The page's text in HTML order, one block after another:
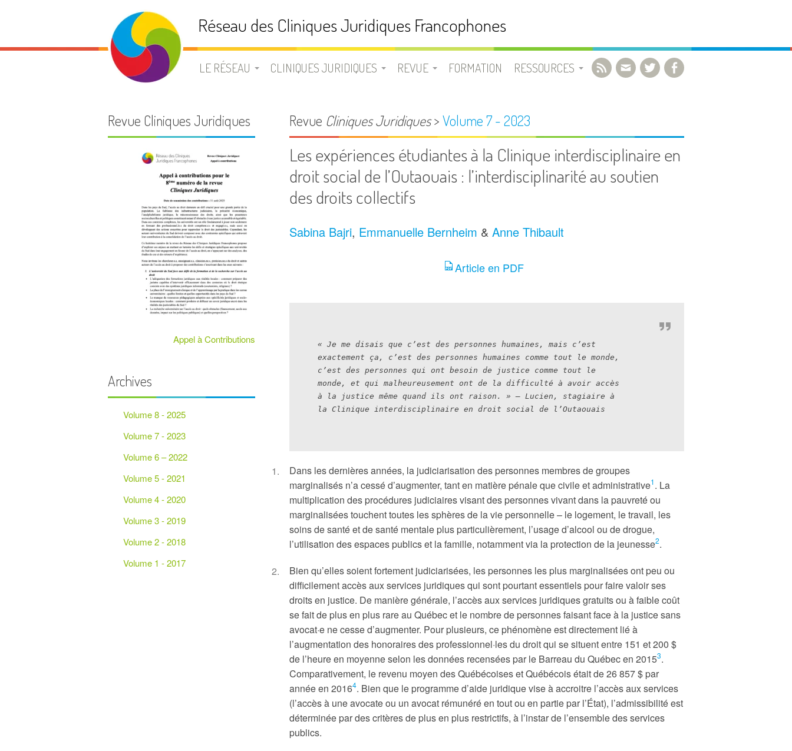
Réseau des Cliniques Juridiques Francophones
LE RÉSEAU
STATUTS
BUREAU
ADHÉSION
LISTE DE DIFFUSION
PARTENAIRES
CLINIQUES JURIDIQUES
LISTE DES CLINIQUES
JURIDIQUES
FRANCOPHONES
REVUE
JURIDIQUES
EQUIPE
SOUMETTRE UN ARTICLE
FORMATION RESSOURCES
BIBLIOGRAPHIE
VIDÉOS
Revue Cliniques Juridiques>Volume 7 - 2023
Les expériences étudiantes à la Clinique interdisciplinaire en
droit social de l’Outaouais : l’interdisciplinarité au soutien
des droits collectifs
Sabina Bajri, Emmanuelle Bernheim & Anne Thibault
Article en PDF
« Je me disais que c’est des personnes humaines, mais c’est
exactement ça, c’est des personnes humaines comme tout le monde,
c’est des personnes qui ont besoin de justice comme tout le
monde, et qui malheureusement ont de la difficulté à avoir accès
à la justice même quand ils ont raison. » – Lucien, stagiaire à
la Clinique interdisciplinaire en droit social de l’Outaouais
Dans les dernières années, la judiciarisation des personnes membres de groupes
marginalisés n’a cessé d’augmenter, tant en matière pénale que civile et administrative1. La
multiplication des procédures judiciaires visant des personnes vivant dans la pauvreté ou
marginalisées touchent toutes les sphères de la vie personnelle – le logement, le travail, les
soins de santé et de santé mentale plus particulièrement, l’usage d’alcool ou de drogue,
l’utilisation des espaces publics et la famille, notamment via la protection de la jeunesse2.
Bien qu’elles soient fortement judiciarisées, les personnes les plus marginalisées ont peu ou
difficilement accès aux services juridiques qui sont pourtant essentiels pour faire valoir ses
droits en justice. De manière générale, l’accès aux services juridiques gratuits ou à faible coût
se fait de plus en plus rare au Québec et le nombre de personnes faisant face à la justice sans
avocat·e ne cesse d’augmenter. Pour plusieurs, ce phénomène est directement lié à
l’augmentation des honoraires des professionnel·les du droit qui se situent entre 151 et 200 $
de l’heure en moyenne selon les données recensées par le Barreau du Québec en 20153.
Comparativement, le revenu moyen des Québécoises et Québécois était de 26 857 $ par
année en 20164. Bien que le programme d’aide juridique vise à accroitre l’accès aux services
(l’accès à une avocate ou un avocat rémunéré en tout ou en partie par l’État), l’admissibilité est
déterminée par des critères de plus en plus restrictifs, à l’instar de l’ensemble des services
publics.
Revue Cliniques Juridiques
Appel à Contributions
Archives
Volume 8 - 2025
Volume 7 - 2023
Volume 6 – 2022
Volume 5 - 2021
Volume 4 - 2020
Volume 3 - 2019
Volume 2 - 2018
Volume 1 - 2017